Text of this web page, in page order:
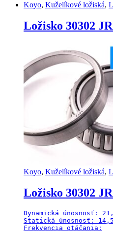
Koyo, Kuželíkové ložiská,
Ložisko 30302
Koyo, Kuželíkové ložiská,
Ložisko 30302
Dynamická únosnosť:
Statická únosnosť:
Frekvencia otáčania: